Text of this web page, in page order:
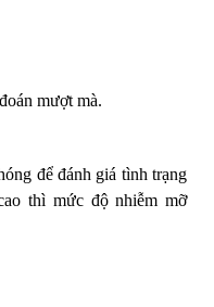
mượt mà.
để đánh giá tình trạng
thì mức độ nhiễm mỡ